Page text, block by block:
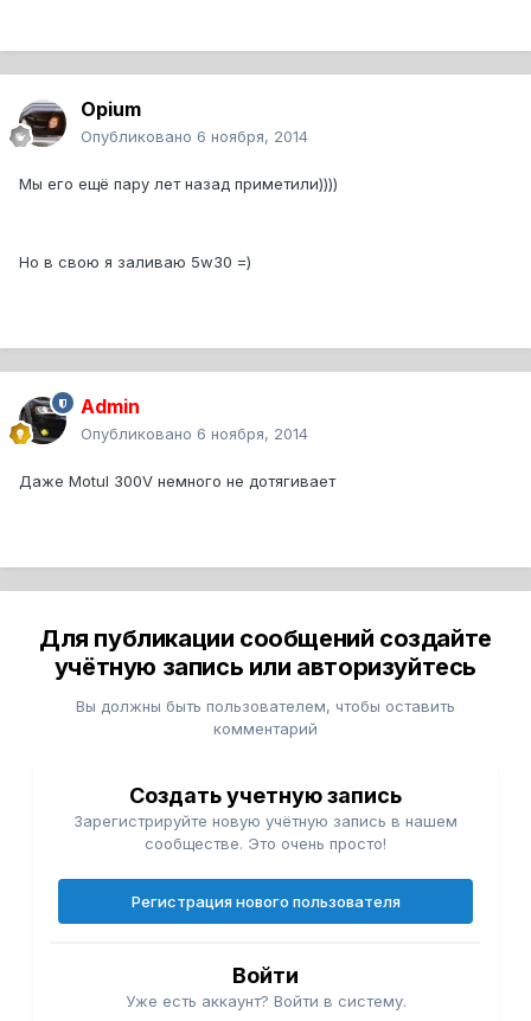
Opium
Опубликовано 6 ноября, 2014
Мы его ещё пару лет назад приметили))))
Но в свою я заливаю 5w30 =)
Admin
Опубликовано 6 ноября, 2014
Даже Motul 300V немного не дотягивает
Для публикации сообщений создайте
учётную запись или авторизуйтесь
Вы должны быть пользователем, чтобы оставить
комментарий
Создать учетную запись
Зарегистрируйте новую учётную запись в нашем
сообществе. Это очень просто!
Регистрация нового пользователя
Войти
Уже есть аккаунт? Войти в систему.